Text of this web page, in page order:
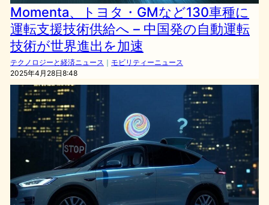
Momenta、トヨタ・GMなど130車種に
運転支援技術供給へ – 中国発の自動運転
技術が世界進出を加速
テクノロジーと経済ニュース ｜ モビリティーニュース
2025年4月28日8:48